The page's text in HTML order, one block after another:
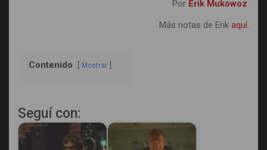
Por Erik Mukowoz.
Más notas de Erik aquí.
Contenido Mostrar
Seguí con: